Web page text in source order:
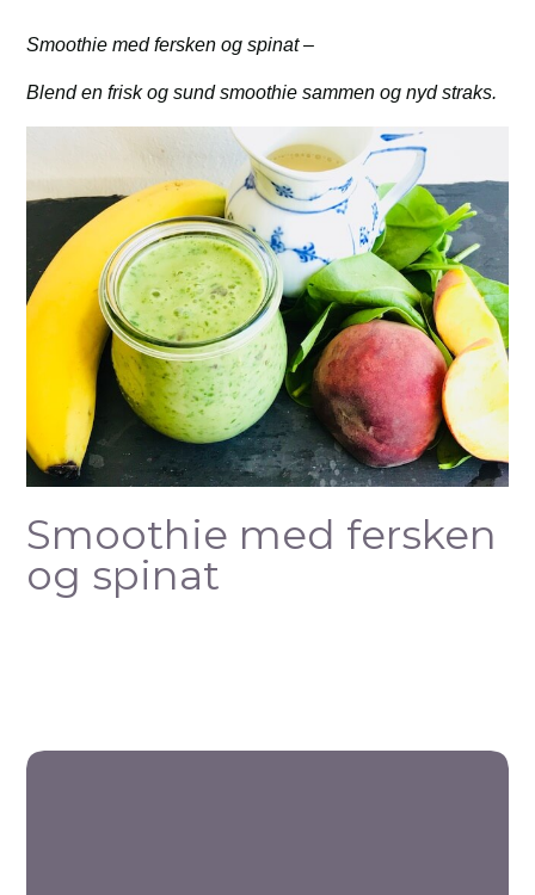
Smoothie med fersken og spinat –
Blend en frisk og sund smoothie sammen og nyd straks.
Smoothie med fersken
og spinat